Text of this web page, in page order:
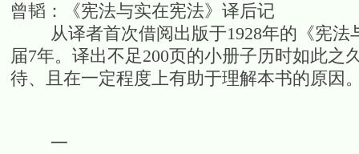
曾韬：《宪法与实在宪法》译后记
从译者首次借阅出版于1928年的《宪法
届7年。译出不足200页的小册子历时如此
待、且在一定程度上有助于理解本书的原因
一